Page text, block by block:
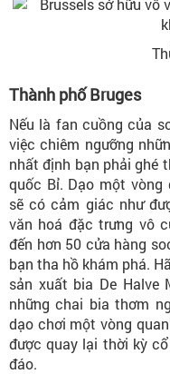
Thành phố Bruges
Nếu là fan cuồng của
việc chiêm ngưỡng
nhất định bạn phải ghé
quốc Bỉ. Dạo một vòng
sẽ có cảm giác như
văn hoá đặc trưng vô
đến hơn 50 cửa hàng
bạn tha hồ khám phá.
sản xuất bia De Halve
những chai bia thơm
dạo chơi một vòng
được quay lại thời kỳ
đáo.